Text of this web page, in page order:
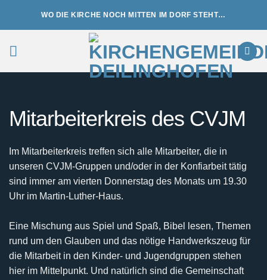
WO DIE KIRCHE NOCH MITTEN IM DORF STEHT…
Mitarbeiterkreis des CVJM
Im Mitarbeiterkreis treffen sich alle Mitarbeiter, die in
unseren CVJM-Gruppen und/oder in der Konfiarbeit tätig
sind immer am vierten Donnerstag des Monats um 19.30
Uhr im Martin-Luther-Haus.
Eine Mischung aus Spiel und Spaß, Bibel lesen, Themen
rund um den Glauben und das nötige Handwerkszeug für
die Mitarbeit in den Kinder- und Jugendgruppen stehen
hier im Mittelpunkt. Und natürlich sind die Gemeinschaft